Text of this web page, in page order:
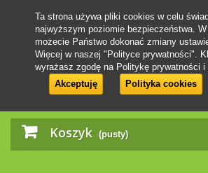
Koszyk (pusty)
Ta strona używa pliki cookies w celu
najwyższym poziomie bezpieczeństwa.
możecie Państwo dokonać zmiany
Więcej w naszej "Polityce prywatności".
wyrażasz zgodę na Politykę prywatności
Akceptuję
Polityka cookies